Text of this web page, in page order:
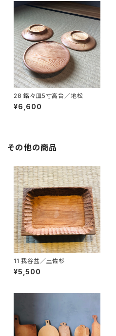
28 銘々皿5寸高台／地松
¥6,600
その他の商品
11 我谷盆／土佐杉
¥5,500